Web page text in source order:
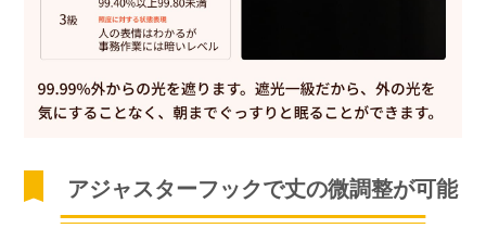
アジャスターフックで丈の微調整が可能